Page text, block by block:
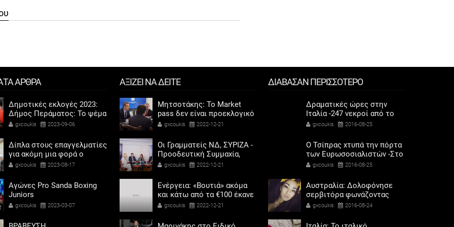
ΑΡΘΡΑ
Δημοτικές εκλογές 2023:
Δήμος Περάματος: Το ψέμα
τελικά έχει κοντά ποδάρια
gxcoukis 2023-09-06
Δίπλα στους επαγγελματίες
για ακόμη μια φορά ο
Αντιδήμαρχος προσόδων
Καψοκόλης
gxcoukis 2023-08-17
Αγώνες Pro Sanda Boxing
Juniors
gxcoukis 2023-03-07
ΑΞΙΖΕΙ ΝΑ ΔΕΙΤΕ
Μητσοτάκης: Το Market
pass δεν είναι προεκλογικό
αντίδωρο - Ενοχλήθηκαν οι
gxcoukis 2022-12-21
Οι Γραμματείς ΝΔ, ΣΥΡΙΖΑ -
Προοδευτική Συμμαχία,
ΠΑΣΟΚ - Κίνημα Αλλαγής
των γυναικών στην
πολιτική
gxcoukis 2022-12-21
Ενέργεια: «Βουτιά» ακόμα
και κάτω από τα €100 έκανε
η τιμή του φυσικού αερίου
gxcoukis 2022-12-21
ΔΙΑΒΑΣΑΝ ΠΕΡΙΣΣΟΤΕΡΟ
Δραματικές ώρες στην
Ιταλία -247 νεκροί από το
φονικό σεισμό, 368
gxcoukis 2016-08-25
Ο Τσίπρας χτυπά την πόρτα
των Ευρωσοσιαλιστών -Στο
Παρίσι ως παρατηρητής
gxcoukis 2016-08-25
Αυστραλία: Δολοφόνησε
σερβιτόρα φωνάζοντας
«Αλλαχού Ακμπάρ»
gxcoukis 2016-08-24